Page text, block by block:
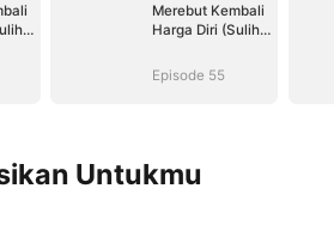
Merebut Kembali
Harga Diri (Sulih
Episode 55
Untukmu